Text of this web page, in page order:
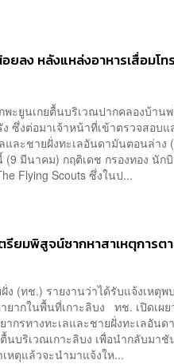
ลง หลังแหล่งอาหารเสื่อมโ
ะยูนเกยตื้นบริเวณปากคลองบ้าน
ง ซึ่งต่อมาเจ้าหน้าที่เข้าตรวจสอบ
และชายฝั่งทะเลอันดามันตอนล่าง
มีนาคม) กฤติเดช กรองทอง นัก
Flying Scouts ซึ่งในป...
รียมพิสูจน์ซากหาสาเหตุการต
ง (ทช.) รายงานว่าได้รับแจ้งเหตุพ
ยากในพื้นที่เกาะลิบง ทช. เปิดเผย
กรทางทะเลและชายฝั่งทะเลอันด
นบริเวณเกาะลิบง เพื่อนำกลับมา
หตุแล้วจะนำมาแจ้งให...